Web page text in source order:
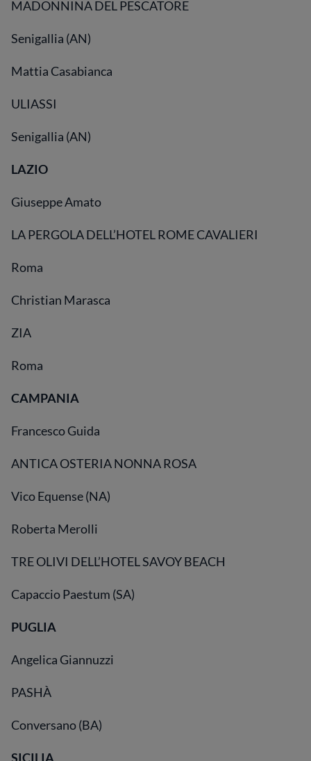
MADONNINA DEL PESCATORE
Senigallia (AN)
Mattia Casabianca
ULIASSI
Senigallia (AN)
LAZIO
Giuseppe Amato
LA PERGOLA DELL’HOTEL ROME CAVALIERI
Roma
Christian Marasca
ZIA
Roma
CAMPANIA
Francesco Guida
ANTICA OSTERIA NONNA ROSA
Vico Equense (NA)
Roberta Merolli
TRE OLIVI DELL’HOTEL SAVOY BEACH
Capaccio Paestum (SA)
PUGLIA
Angelica Giannuzzi
PASHÀ
Conversano (BA)
SICILIA